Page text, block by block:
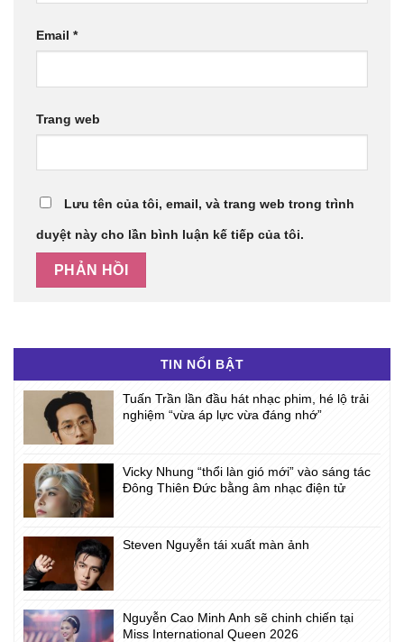
Email *
Trang web
Lưu tên của tôi, email, và trang web trong trình
duyệt này cho lần bình luận kế tiếp của tôi.
TIN NỔI BẬT
Tuấn Trần lần đầu hát nhạc phim, hé lộ trải
nghiệm “vừa áp lực vừa đáng nhớ”
Vicky Nhung “thổi làn gió mới” vào sáng tác
Đông Thiên Đức bằng âm nhạc điện tử
Steven Nguyễn tái xuất màn ảnh
Nguyễn Cao Minh Anh sẽ chinh chiến tại
Miss International Queen 2026